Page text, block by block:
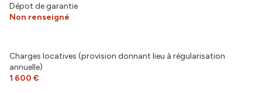
Dépot de garantie
Non renseigné
Charges locatives (provision donnant lieu à régularisation
annuelle)
1 600 €